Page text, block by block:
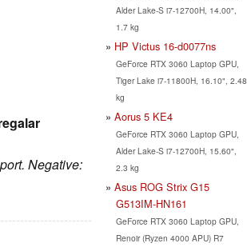
Negative:
Alder Lake-S i7-12700H, 14.00",
1.7 kg
HP Victus 16-d0077ns
GeForce RTX 3060 Laptop GPU,
Tiger Lake i7-11800H, 16.10", 2.48
kg
Aorus 5 KE4
GeForce RTX 3060 Laptop GPU,
Alder Lake-S i7-12700H, 15.60",
2.3 kg
Asus ROG Strix G15
G513IM-HN161
GeForce RTX 3060 Laptop GPU,
Renoir (Ryzen 4000 APU) R7